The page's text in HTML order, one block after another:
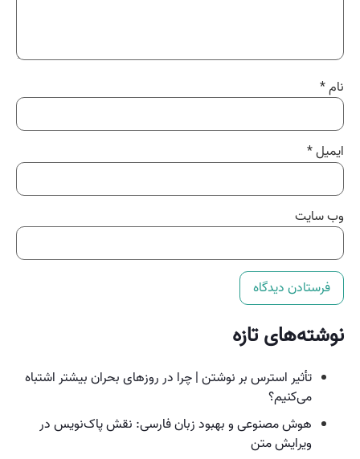
نام*
ایمیل*
وب‌ سایت
نوشته‌های تازه
تأثیر استرس بر نوشتن | چرا در روزهای بحران بیشتر اشتباه
می‌کنیم؟
هوش مصنوعی و بهبود زبان فارسی: نقش پاک‌نویس در
ویرایش متن